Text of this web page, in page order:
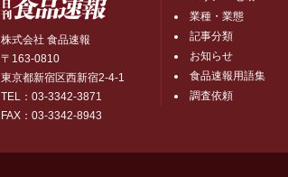
株式会社 食品速報
〒163-0810
東京都新宿区西新宿2-4-1
TEL：03-3342-3871
FAX：03-3342-8943
業種・業態
記事分類
お知らせ
食品速報用語集
調査依頼